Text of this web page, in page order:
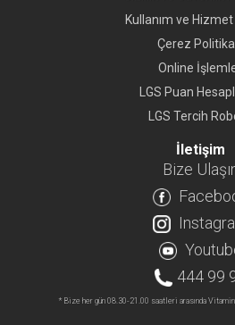
Kullanım ve Hizmet
Çerez
Online
LGS Puan
LGS Tercih
İletişim
Bize
444 99
* Bize her gün 08.30-21.00 saatleri arasında